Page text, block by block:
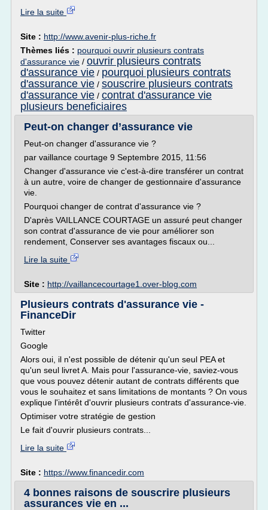
Lire la suite
Site : http://www.avenir-plus-riche.fr
Thèmes liés : pourquoi ouvrir plusieurs contrats
d'assurance vie / ouvrir plusieurs contrats
d'assurance vie / pourquoi plusieurs contrats
d'assurance vie / souscrire plusieurs contrats
d'assurance vie / contrat d'assurance vie
plusieurs beneficiaires
Peut-on changer d’assurance vie
Peut-on changer d'assurance vie ?
par vaillance courtage 9 Septembre 2015, 11:56
Changer d'assurance vie c'est-à-dire transférer un contrat
à un autre, voire de changer de gestionnaire d'assurance
vie.
Pourquoi changer de contrat d'assurance vie ?
D'après VAILLANCE COURTAGE un assuré peut changer
son contrat d'assurance de vie pour améliorer son
rendement, Conserver ses avantages fiscaux ou...
Lire la suite
Site : http://vaillancecourtage1.over-blog.com
Plusieurs contrats d'assurance vie -
FinanceDir
Twitter
Google
Alors oui, il n'est possible de détenir qu'un seul PEA et
qu'un seul livret A. Mais pour l'assurance-vie, saviez-vous
que vous pouvez détenir autant de contrats différents que
vous le souhaitez et sans limitations de montants ? On vous
explique l'intérêt d'ouvrir plusieurs contrats d'assurance-vie.
Optimiser votre stratégie de gestion
Le fait d'ouvrir plusieurs contrats...
Lire la suite
Site : https://www.financedir.com
4 bonnes raisons de souscrire plusieurs
assurances vie en ...